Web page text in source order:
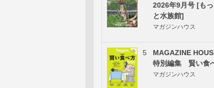
2026年9月号 [も
と水族館]
マガジンハウス
5
MAGAZINE
特別編集 賢い食
マガジンハウス